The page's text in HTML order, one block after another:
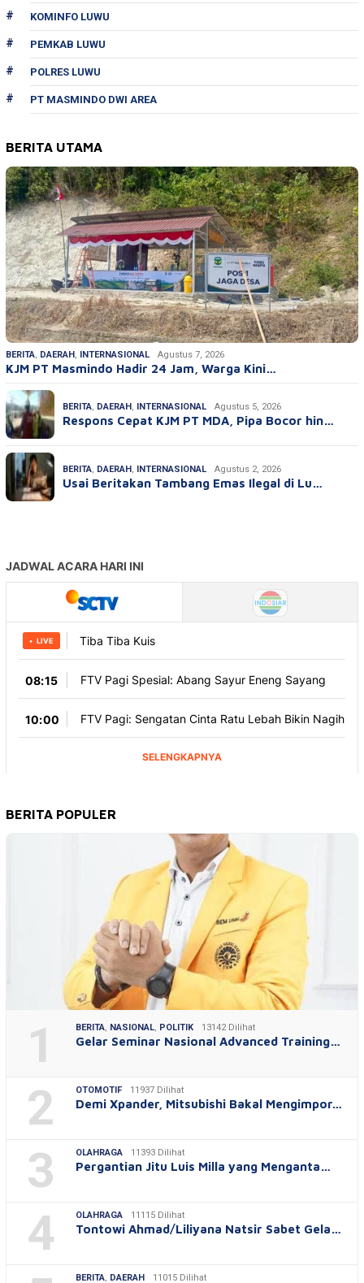
KOMINFO LUWU
PEMKAB LUWU
POLRES LUWU
PT MASMINDO DWI AREA
BERITA UTAMA
BERITA, DAERAH , INTERNASIONAL Agustus 7, 2026
KJM PT Masmindo Hadir 24 Jam, Warga Kini…
BERITA, DAERAH , INTERNASIONAL Agustus 5, 2026
Respons Cepat KJM PT MDA, Pipa Bocor hin…
BERITA, DAERAH , INTERNASIONAL Agustus 2, 2026
Usai Beritakan Tambang Emas Ilegal di Lu…
BERITA POPULER
1 BERITA, NASIONAL, POLITIK 13142 Dilihat
Gelar Seminar Nasional Advanced Training…
2 OTOMOTIF 11937 Dilihat
Demi Xpander, Mitsubishi Bakal Mengimpor…
3 OLAHRAGA 11393 Dilihat
Pergantian Jitu Luis Milla yang Menganta…
4 OLAHRAGA 11115 Dilihat
Tontowi Ahmad/Liliyana Natsir Sabet Gela…
BERITA, DAERAH 11015 Dilihat